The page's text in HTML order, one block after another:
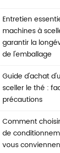
Entretien
machines à
garantir la
de l'emballage
Guide d'achat
sceller le thé :
précautions
Comment
de
vous